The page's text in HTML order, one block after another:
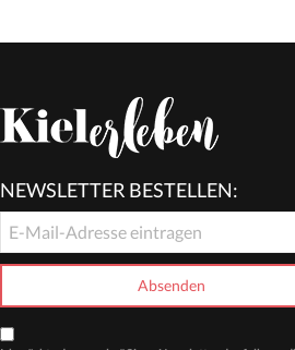
NEWSLETTER BESTELLEN: